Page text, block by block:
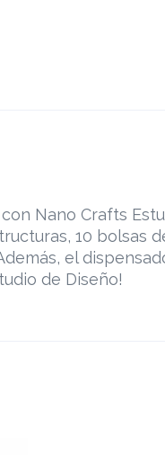
Nano Crafts
10 bolsas
el
de Diseño!